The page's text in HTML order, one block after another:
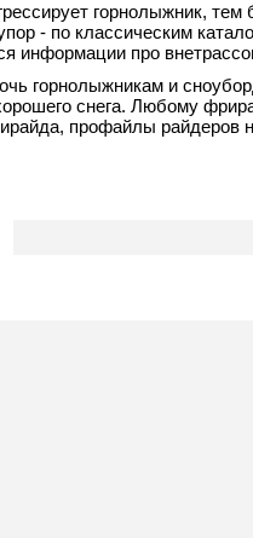
горнолыжник, тем
- по классическим
информации про
горнолыжникам и
снега. Любому
профайлы райдеров